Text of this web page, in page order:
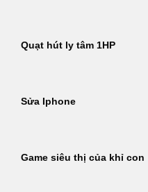
Quạt hút ly tâm 1HP
Sửa Iphone
Game siêu thị của khỉ con